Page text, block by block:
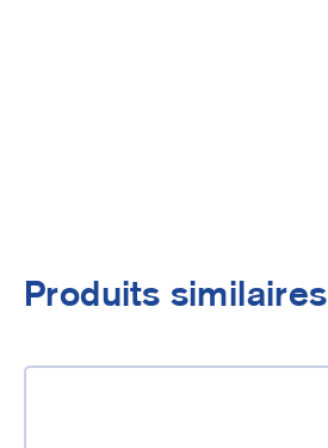
Produits similaires